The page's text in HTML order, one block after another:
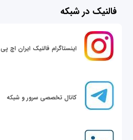
فالنیک در شبکه
اینستاگرام فالنیک ایران اچ پی
کانال تخصصی سرور و شبکه